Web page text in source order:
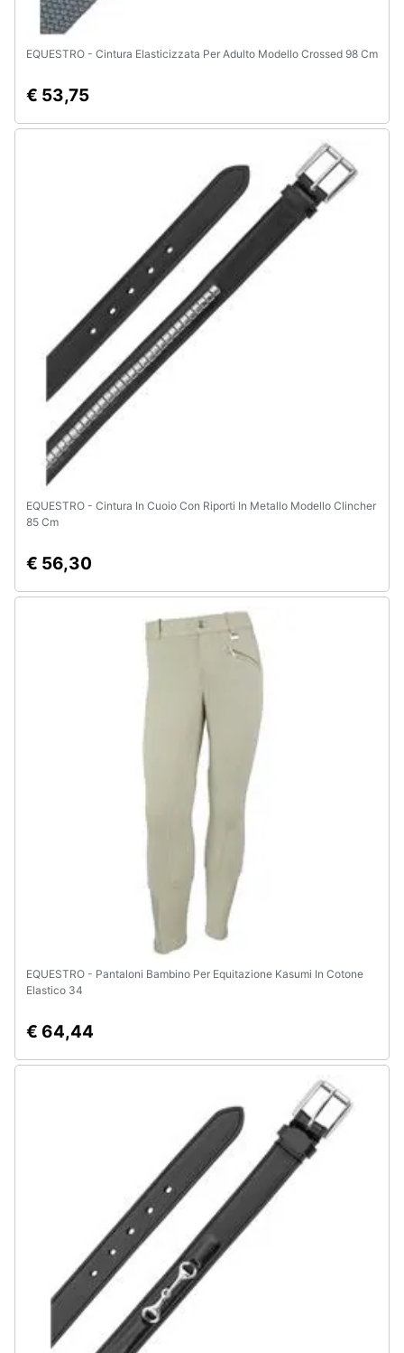
EQUESTRO - Cintura Elasticizzata Per Adulto Modello Crossed 98 Cm
€ 53,75
EQUESTRO - Cintura In Cuoio Con Riporti In Metallo Modello Clincher
85 Cm
€ 56,30
EQUESTRO - Pantaloni Bambino Per Equitazione Kasumi In Cotone
Elastico 34
€ 64,44